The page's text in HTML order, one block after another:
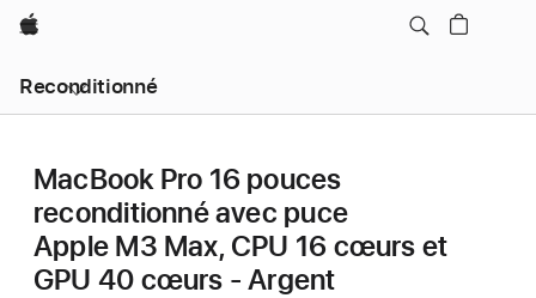
Apple
Reconditionné
MacBook Pro 16 pouces
reconditionné avec puce
Apple M3 Max, CPU 16 cœurs et
GPU 40 cœurs - Argent